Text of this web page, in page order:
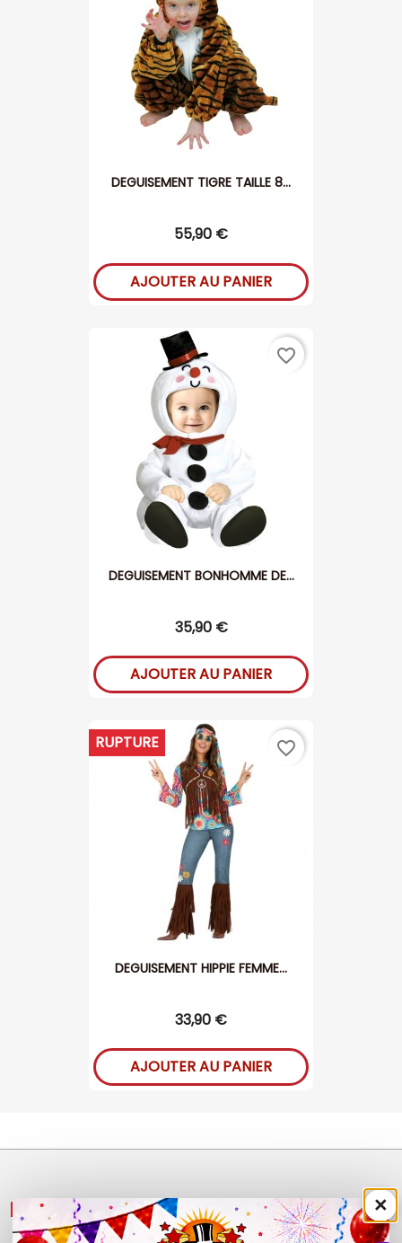
DEGUISEMENT TIGRE TAILLE 8...
55,90 €
AJOUTER AU PANIER
DEGUISEMENT BONHOMME DE...
35,90 €
AJOUTER AU PANIER
favorite_border
DEGUISEMENT HIPPIE FEMME...
33,90 €
RUPTURE
AJOUTER AU PANIER
favorite_border
NOS PRODUITS ×